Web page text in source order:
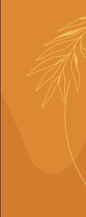
Platforma
najlepszych
Polski